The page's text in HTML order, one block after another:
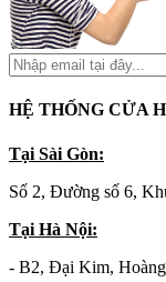
HỆ THỐNG CỬA
Tại Sài Gòn:
Số 2, Đường số 6,
Tại Hà Nội:
- B2, Đại Kim,